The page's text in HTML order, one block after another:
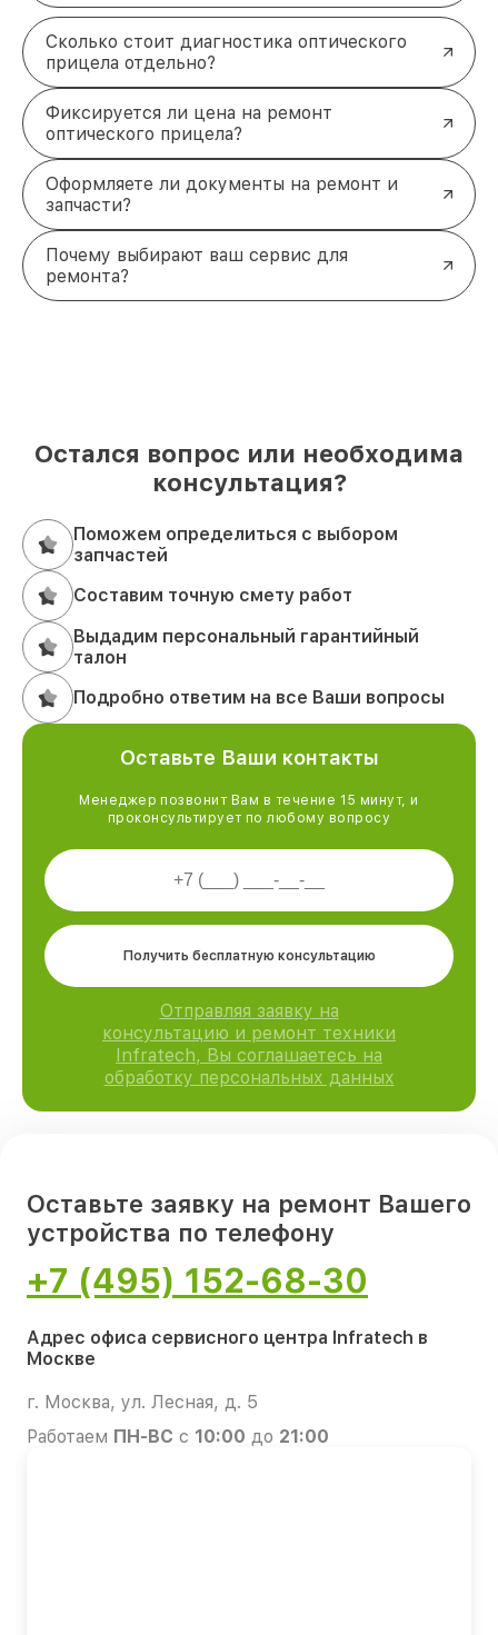
Сколько стоит диагностика оптического
прицела отдельно?
Фиксируется ли цена на ремонт
оптического прицела?
Оформляете ли документы на ремонт и
запчасти?
Почему выбирают ваш сервис для
ремонта?
Остался вопрос или необходима
консультация?
Поможем определиться с выбором
запчастей
Составим точную смету работ
Выдадим персональный гарантийный
талон
Подробно ответим на все Ваши вопросы
Оставьте Ваши контакты
Менеджер позвонит Вам в течение 15 минут, и
проконсультирует по любому вопросу
Получить бесплатную консультацию
Отправляя заявку на
консультацию и ремонт техники
Infratech, Вы соглашаетесь на
обработку персональных данных
Оставьте заявку на ремонт Вашего
устройства по телефону
+7 (495) 152-68-30
Адрес офиса сервисного центра Infratech в
Москве
г. Москва, ул. Лесная, д. 5
Работаем ПН-ВС с 10:00 до 21:00